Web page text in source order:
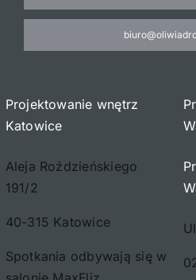
Projektowanie wnętrz
Katowice
Aleja Roździeńskiego
191/2
40-315 Katowice
Spotkania odbywają się w